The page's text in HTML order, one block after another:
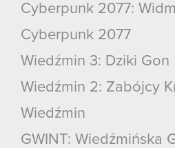
Cyberpunk 2077:
Cyberpunk 2077
Wiedźmin 3: Dziki Gon
Wiedźmin 2: Zabójcy
Wiedźmin
GWINT: Wiedźmińska